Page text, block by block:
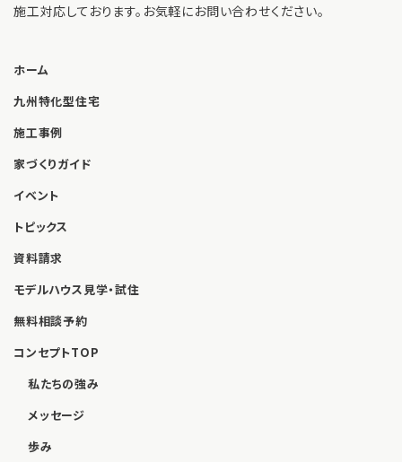
施工対応しております。お気軽にお問い合わせください。
ホーム
九州特化型住宅
施工事例
家づくりガイド
イベント
トピックス
資料請求
モデルハウス見学・試住
無料相談予約
コンセプトTOP
私たちの強み
メッセージ
歩み